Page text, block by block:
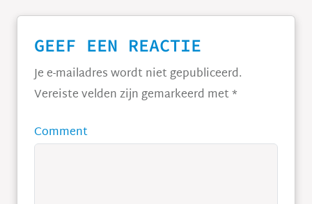
GEEF EEN REACTIE
Je e-mailadres wordt niet gepubliceerd.
Vereiste velden zijn gemarkeerd met*
Comment